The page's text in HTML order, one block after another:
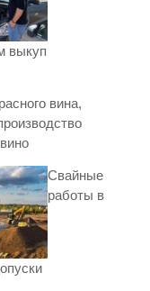
выкуп
вина,
Свайные
работы в